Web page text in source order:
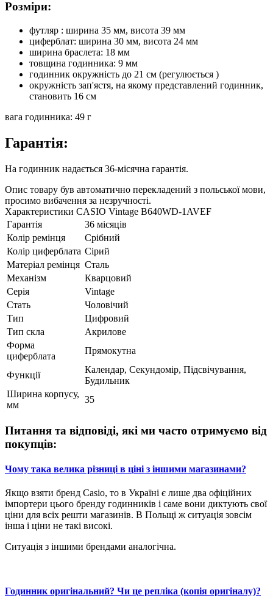
Розміри:
футляр : ширина 35 мм, висота 39 мм
циферблат: ширина 30 мм, висота 24 мм
ширина браслета: 18 мм
товщина годинника: 9 мм
годинник окружність до 21 см (регулюється )
окружність зап'ястя, на якому представлений годинник,
становить 16 см
вага годинника: 49 г
Гарантія:
На годинник надається 36-місячна гарантія.
Опис товару був автоматично перекладений з польської мови,
просимо вибачення за незручності.
Характеристики CASIO Vintage B640WD-1AVEF
Гарантія
36 місяців
Колір ремінця
Срібний
Колір циферблата Сірий
Матеріал ремінця Сталь
Механізм
Кварцовий
Серія
Vintage
Стать
Чоловічий
Тип
Цифровий
Тип скла
Акрилове
Форма
циферблата
Прямокутна
Функції
Календар, Секундомір, Підсвічування,
Будильник
Ширина корпусу,
мм
35
Питання та відповіді, які ми часто отримуємо від
покупців:
Чому така велика різниці в ціні з іншими магазинами?
Якщо взяти бренд Casio, то в Україні є лише два офіційних
імпортери цього бренду годинників і саме вони диктують свої
ціни для всіх решти магазинів. В Польщі ж ситуація зовсім
інша і ціни не такі високі.
Ситуація з іншими брендами аналогічна.
Годинник оригінальний? Чи це репліка (копія оригіналу)?